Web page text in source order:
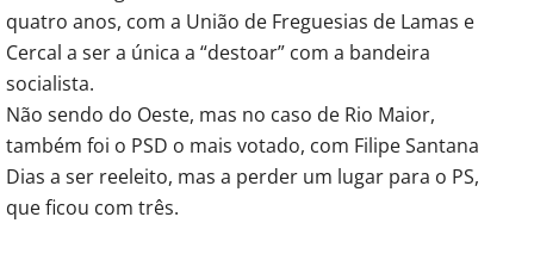
quatro anos, com a União de Freguesias de Lamas e
Cercal a ser a única a “destoar” com a bandeira
socialista.
Não sendo do Oeste, mas no caso de Rio Maior,
também foi o PSD o mais votado, com Filipe Santana
Dias a ser reeleito, mas a perder um lugar para o PS,
que ficou com três.